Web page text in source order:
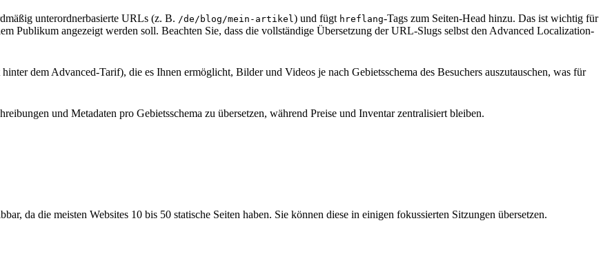
unterordnerbasierte URLs (z. B. /de/blog/mein-artikel) und fügt hreflang-Tags zum Seiten-Head hinzu. Das ist wichtig für
Publikum angezeigt werden soll. Beachten Sie, dass die vollständige Übersetzung der URL-Slugs selbst den Advanced Localization-
dem Advanced-Tarif), die es Ihnen ermöglicht, Bilder und Videos je nach Gebietsschema des Besuchers auszutauschen, was für
und Metadaten pro Gebietsschema zu übersetzen, während Preise und Inventar zentralisiert bleiben.
da die meisten Websites 10 bis 50 statische Seiten haben. Sie können diese in einigen fokussierten Sitzungen übersetzen.